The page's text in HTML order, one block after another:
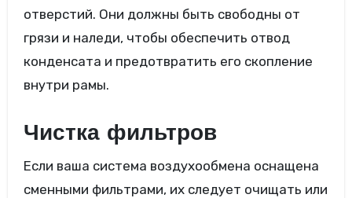
отверстий. Они должны быть свободны от
грязи и наледи, чтобы обеспечить отвод
конденсата и предотвратить его скопление
внутри рамы.
Чистка фильтров
Если ваша система воздухообмена оснащена
сменными фильтрами, их следует очищать или